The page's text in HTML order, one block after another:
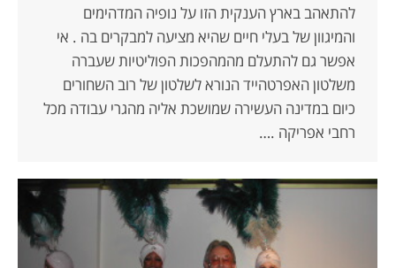
להתאהב בארץ הענקית הזו על נופיה המדהימים
והמיגוון של בעלי חיים שהיא מציעה למבקרים בה . אי
אפשר גם להתעלם מהמהפכות הפוליטיות שעברה
משלטון האפרטהייד הנורא לשלטון של רוב השחורים
כיום במדינה העשירה שמושכת אליה מהגרי עבודה מכל
רחבי אפריקה .…